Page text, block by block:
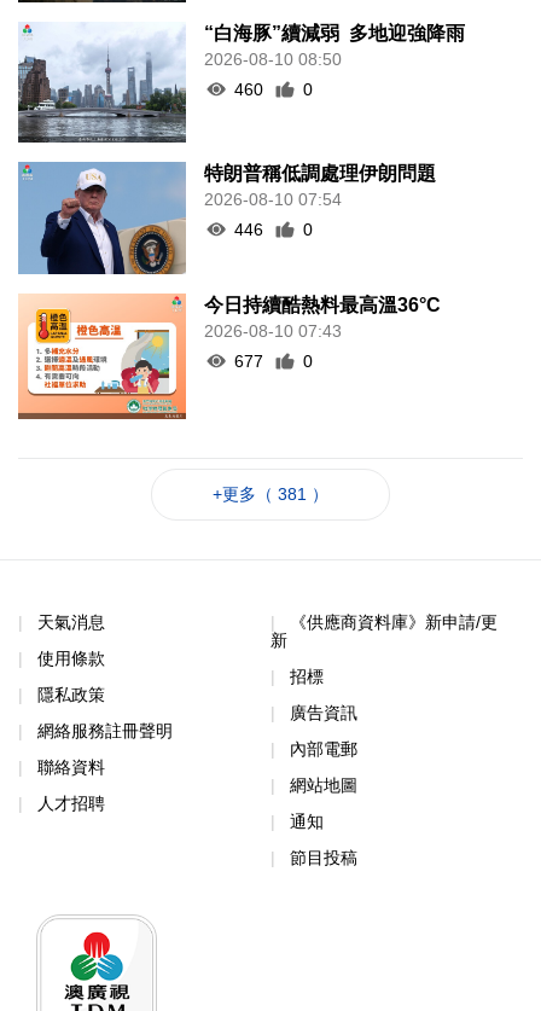
“白海豚”續減弱 多地迎強降雨
2026-08-10 08:50
460
0
特朗普稱低調處理伊朗問題
2026-08-10 07:54
446
0
今日持續酷熱料最高溫36°C
2026-08-10 07:43
677
0
+更多（ 381 ）
天氣消息
使用條款
隱私政策
網絡服務註冊聲明
聯絡資料
人才招聘
《供應商資料庫》新申請/更
新
招標
廣告資訊
內部電郵
網站地圖
通知
節目投稿